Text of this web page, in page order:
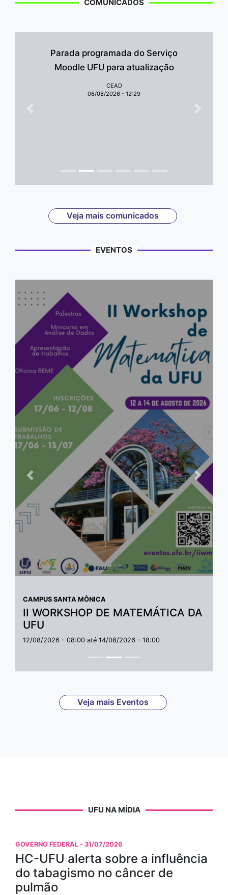
COMUNICADOS
Parada programada do Serviço
Moodle UFU para atualização
CEAD
06/08/2026 - 12:29
Anterior
Veja mais comunicados
EVENTOS
CAMPUS SANTA MÔNICA
II WORKSHOP DE MATEMÁTICA DA
UFU
12/08/2026 - 08:00 até 14/08/2026 - 18:00
Anterior
Veja mais Eventos
UFU NA MÍDIA
GOVERNO FEDERAL - 31/07/2026
HC-UFU alerta sobre a influência
do tabagismo no câncer de
pulmão